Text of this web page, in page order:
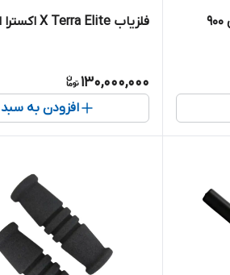
فلزیاب X Terra Elite اکسترا الیت
130,000,000
افزودن به سبد